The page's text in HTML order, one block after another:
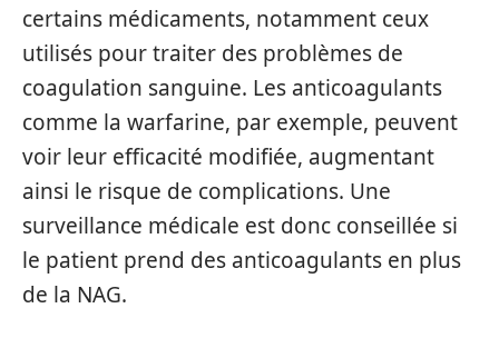
certains médicaments, notamment ceux
utilisés pour traiter des problèmes de
coagulation sanguine. Les anticoagulants
comme la warfarine, par exemple, peuvent
voir leur efficacité modifiée, augmentant
ainsi le risque de complications. Une
surveillance médicale est donc conseillée si
le patient prend des anticoagulants en plus
de la NAG.